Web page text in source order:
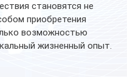
становятся не
приобретения
возможностью
жизненный опыт.